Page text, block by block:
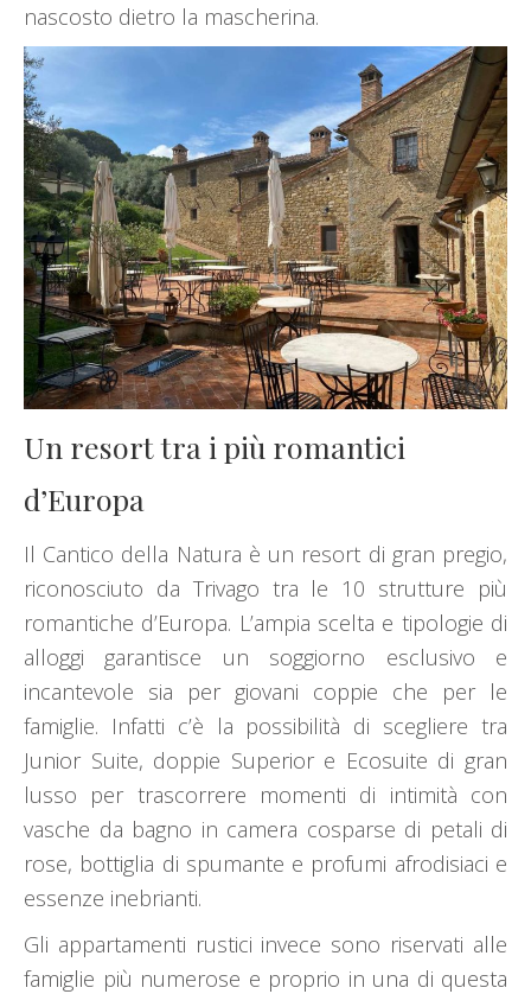
nascosto dietro la mascherina.
Un resort tra i più romantici
d’Europa
Il Cantico della Natura è un resort di gran pregio,
riconosciuto da Trivago tra le 10 strutture più
romantiche d’Europa. L’ampia scelta e tipologie di
alloggi garantisce un soggiorno esclusivo e
incantevole sia per giovani coppie che per le
famiglie. Infatti c’è la possibilità di scegliere tra
Junior Suite, doppie Superior e Ecosuite di gran
lusso per trascorrere momenti di intimità con
vasche da bagno in camera cosparse di petali di
rose, bottiglia di spumante e profumi afrodisiaci e
essenze inebrianti.
Gli appartamenti rustici invece sono riservati alle
famiglie più numerose e proprio in una di questa